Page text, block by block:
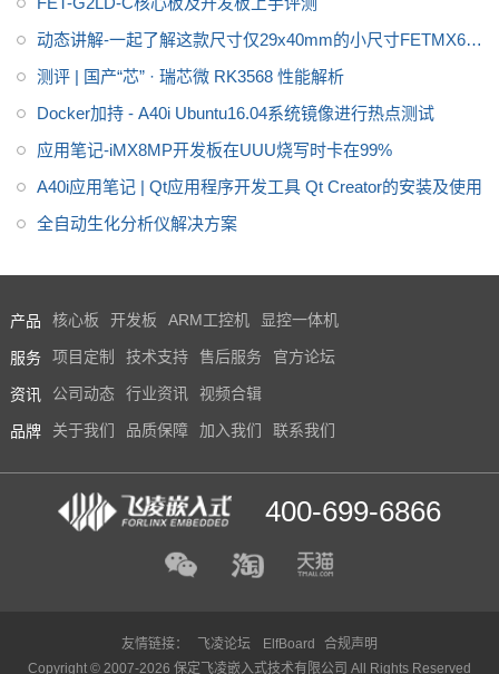
关和工业自动化等市场应用的低
功耗产品。
动态讲解-一起了解这款尺寸仅29x40mm的小尺寸FETMX6UL
L-C核心板
测评 | 国产“芯” · 瑞芯微 RK3568 性能解析
Docker加持 - A40i Ubuntu16.04系统镜像进行热点测试
应用笔记-iMX8MP开发板在UUU烧写时卡在99%
A40i应用笔记 | Qt应用程序开发工具 Qt Creator的安装及使用
全自动生化分析仪解决方案
产品 核心板 开发板 ARM工控机 显控一体机
服务 项目定制 技术支持 售后服务 官方论坛
资讯 公司动态 行业资讯 视频合辑
品牌 关于我们 品质保障 加入我们 联系我们
400-699-6866
友情链接： 飞凌论坛 ElfBoard
合规声明
Copyright © 2007-2026 保定飞凌嵌入式技术有限公司 All Rights Reserved